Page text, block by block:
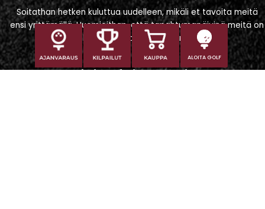
ALOITA GOLF
Soitathan hetken kuluttua uudelleen, mikäli et tavoita meitä
ensi yrittämällä. Huomioithan, että tapahtumapäivinä meitä on
vaikeampi tavoittaa puhelimitse.
Iitti Golf Niskaportti